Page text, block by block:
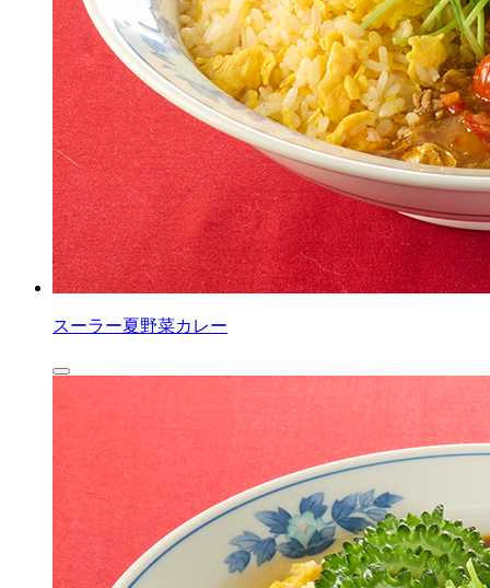
スーラー夏野菜カレー